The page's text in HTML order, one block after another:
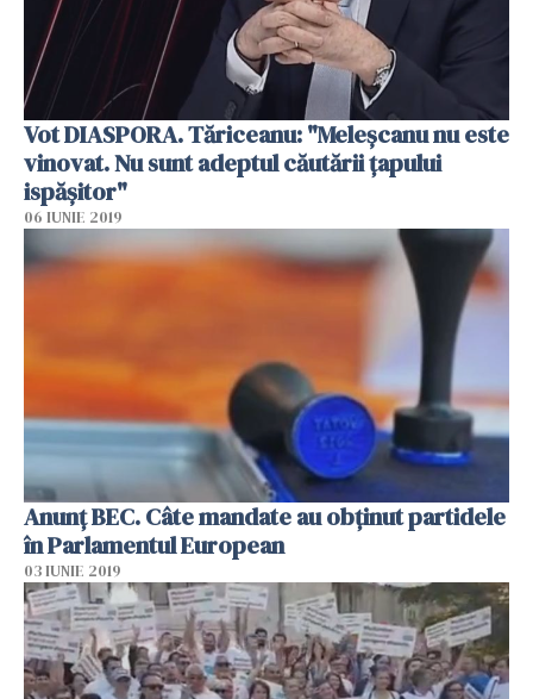
Vot DIASPORA. Tăriceanu: "Meleşcanu nu este
vinovat. Nu sunt adeptul căutării ţapului
ispăşitor"
06 IUNIE 2019
Anunţ BEC. Câte mandate au obţinut partidele
în Parlamentul European
03 IUNIE 2019